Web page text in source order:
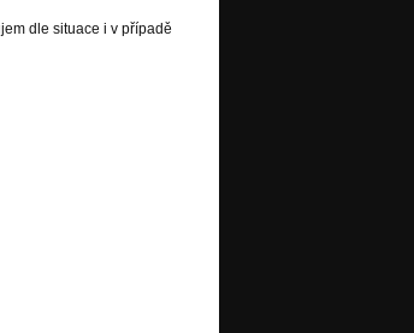
dle situace i v případě